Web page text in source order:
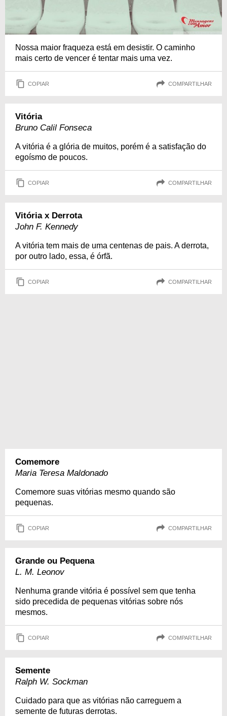
Nossa maior fraqueza está em desistir. O caminho
mais certo de vencer é tentar mais uma vez.
COPIAR COMPARTILHAR
Vitória
Bruno Calil Fonseca
A vitória é a glória de muitos, porém é a satisfação do
egoísmo de poucos.
COPIAR COMPARTILHAR
Vitória x Derrota
John F. Kennedy
A vitória tem mais de uma centenas de pais. A derrota,
por outro lado, essa, é órfã.
COPIAR COMPARTILHAR
Comemore
Maria Teresa Maldonado
Comemore suas vitórias mesmo quando são
pequenas.
COPIAR COMPARTILHAR
Grande ou Pequena
L. M. Leonov
Nenhuma grande vitória é possível sem que tenha
sido precedida de pequenas vitórias sobre nós
mesmos.
COPIAR COMPARTILHAR
Semente
Ralph W. Sockman
Cuidado para que as vitórias não carreguem a
semente de futuras derrotas.